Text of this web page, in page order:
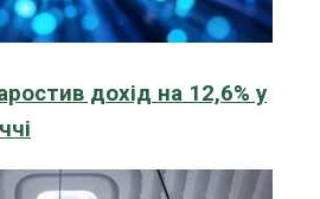
дохід на 12,6% у